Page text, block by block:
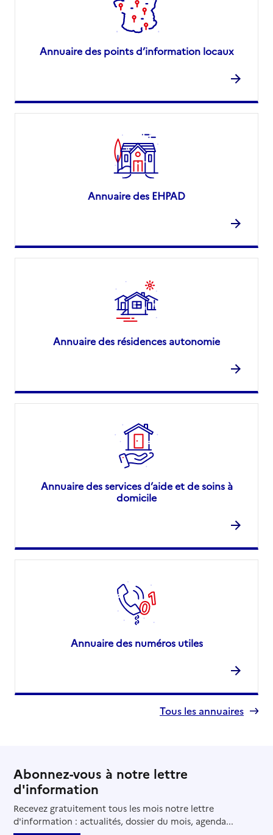
Annuaire des points d’information locaux
Annuaire des EHPAD
Annuaire des résidences autonomie
Annuaire des services d’aide et de soins à
domicile
Annuaire des numéros utiles
Tous les annuaires
Abonnez-vous à notre lettre
d'information
Recevez gratuitement tous les mois notre lettre
d'information : actualités, dossier du mois, agenda...